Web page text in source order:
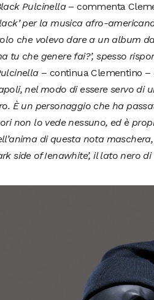
Pulcinella– commenta
per la musica afro-
che volevo dare a un album
tu che genere fai?’, spesso
– continua Clementino –
nel modo di essere servo di
È un personaggio che ha
non lo vede nessuno, ed è
di questa nota
side of Ienawhite’, il lato nero